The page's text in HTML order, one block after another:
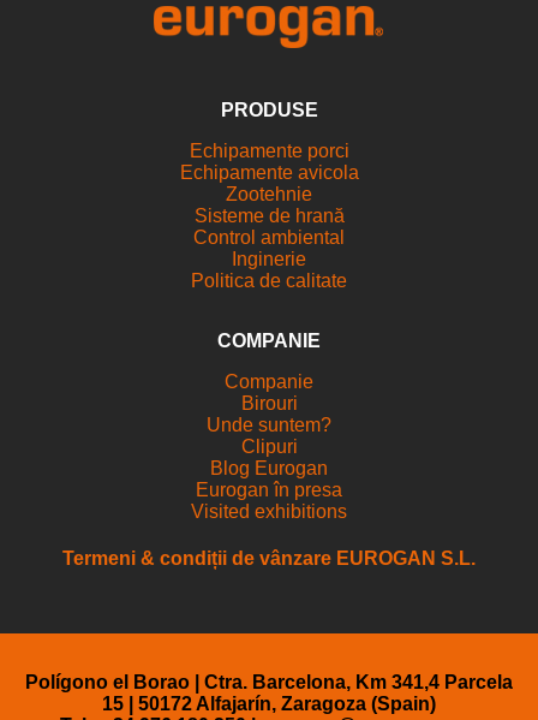
PRODUSE
Echipamente porci
Echipamente avicola
Zootehnie
Sisteme de hrană
Control ambiental
Inginerie
Politica de calitate
COMPANIE
Companie
Birouri
Unde suntem?
Clipuri
Blog Eurogan
Eurogan în presa
Visited exhibitions
Termeni & condiții de vânzare EUROGAN S.L.
Polígono el Borao | Ctra. Barcelona, Km 341,4 Parcela
15 | 50172 Alfajarín, Zaragoza (Spain)